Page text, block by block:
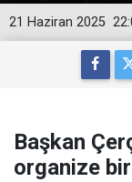
21 Haziran 2025
Başkan
organize